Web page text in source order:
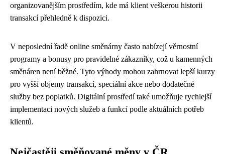
organizovanějším prostředím, kde má klient veškerou historii
transakcí přehledně k dispozici.
V neposlední řadě online směnárny často nabízejí věrnostní
programy a bonusy pro pravidelné zákazníky, což u kamenných
směnáren není běžné. Tyto výhody mohou zahrnovat lepší kurzy
pro vyšší objemy transakcí, speciální akce nebo dodatečné
služby bez poplatků. Digitální prostředí také umožňuje rychlejší
implementaci nových služeb a funkcí podle aktuálních potřeb
klientů.